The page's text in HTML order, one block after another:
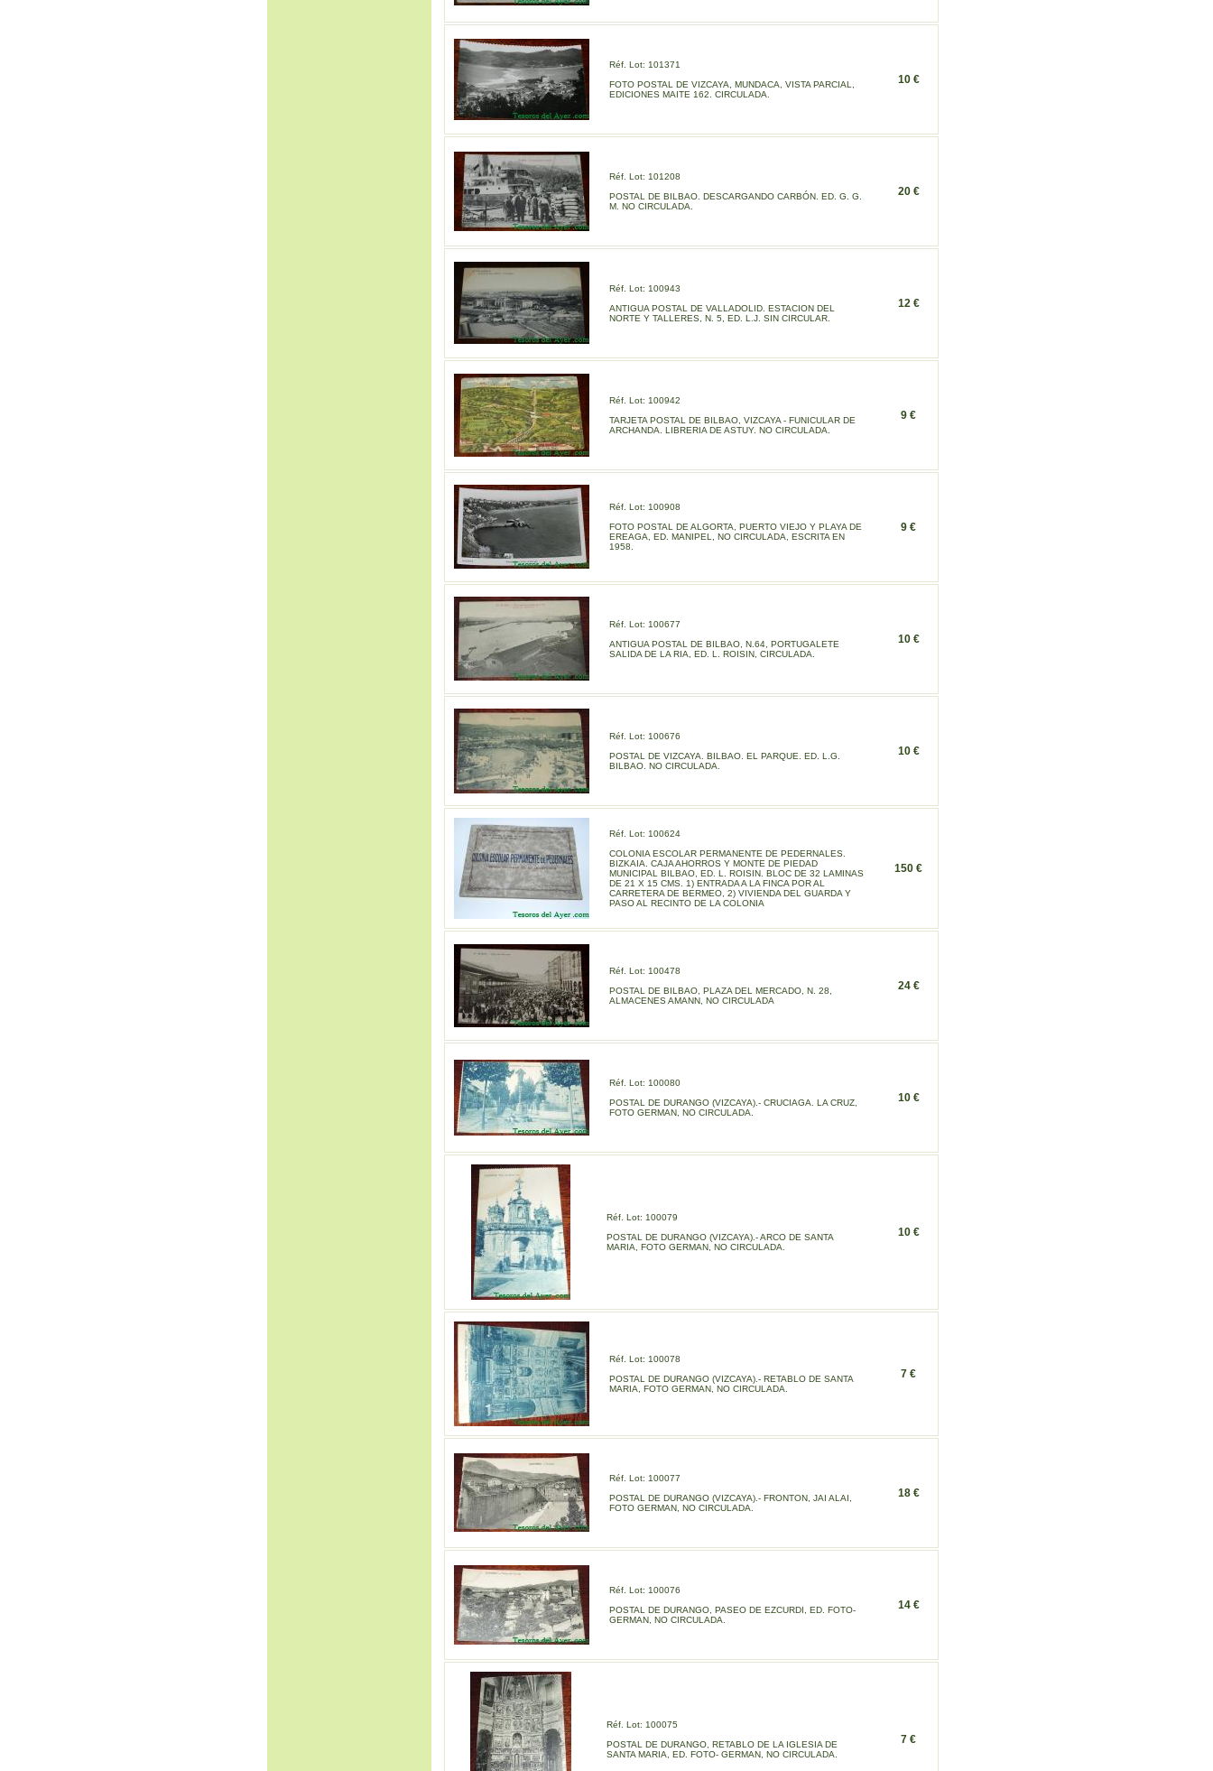
Réf. Lot: 101371
FOTO POSTAL DE VIZCAYA, MUNDACA, VISTA PARCIAL,
EDICIONES MAITE 162. CIRCULADA.
10 €
Réf. Lot: 101208
POSTAL DE BILBAO. DESCARGANDO CARBÓN. ED. G. G.
M. NO CIRCULADA.
20 €
Réf. Lot: 100943
ANTIGUA POSTAL DE VALLADOLID. ESTACION DEL
NORTE Y TALLERES, N. 5, ED. L.J. SIN CIRCULAR.
12 €
Réf. Lot: 100942
TARJETA POSTAL DE BILBAO, VIZCAYA - FUNICULAR DE
ARCHANDA. LIBRERIA DE ASTUY. NO CIRCULADA.
9 €
Réf. Lot: 100908
FOTO POSTAL DE ALGORTA, PUERTO VIEJO Y PLAYA DE
EREAGA, ED. MANIPEL, NO CIRCULADA, ESCRITA EN
1958.
9 €
Réf. Lot: 100677
ANTIGUA POSTAL DE BILBAO, N.64, PORTUGALETE
SALIDA DE LA RIA, ED. L. ROISIN, CIRCULADA.
10 €
Réf. Lot: 100676
POSTAL DE VIZCAYA. BILBAO. EL PARQUE. ED. L.G.
BILBAO. NO CIRCULADA.
10 €
Réf. Lot: 100624
COLONIA ESCOLAR PERMANENTE DE PEDERNALES.
BIZKAIA. CAJA AHORROS Y MONTE DE PIEDAD
MUNICIPAL BILBAO, ED. L. ROISIN. BLOC DE 32 LAMINAS
DE 21 X 15 CMS. 1) ENTRADA A LA FINCA POR AL
CARRETERA DE BERMEO, 2) VIVIENDA DEL GUARDA Y
PASO AL RECINTO DE LA COLONIA
150 €
Réf. Lot: 100478
POSTAL DE BILBAO, PLAZA DEL MERCADO, N. 28,
ALMACENES AMANN, NO CIRCULADA
24 €
Réf. Lot: 100080
POSTAL DE DURANGO (VIZCAYA).- CRUCIAGA. LA CRUZ,
FOTO GERMAN, NO CIRCULADA.
10 €
Réf. Lot: 100079
POSTAL DE DURANGO (VIZCAYA).- ARCO DE SANTA
MARIA, FOTO GERMAN, NO CIRCULADA.
10 €
Réf. Lot: 100078
POSTAL DE DURANGO (VIZCAYA).- RETABLO DE SANTA
MARIA, FOTO GERMAN, NO CIRCULADA.
7 €
Réf. Lot: 100077
POSTAL DE DURANGO (VIZCAYA).- FRONTON, JAI ALAI,
FOTO GERMAN, NO CIRCULADA.
18 €
Réf. Lot: 100076
POSTAL DE DURANGO, PASEO DE EZCURDI, ED. FOTO-
GERMAN, NO CIRCULADA.
14 €
Réf. Lot: 100075
POSTAL DE DURANGO, RETABLO DE LA IGLESIA DE
SANTA MARIA, ED. FOTO- GERMAN, NO CIRCULADA.
7 €